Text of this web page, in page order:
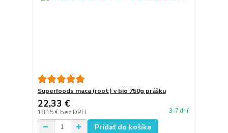
Superfoods maca (root) v bio 750g prášku
22,33 €
18,15 € bez DPH 3-7 dní
Pridať do košíka